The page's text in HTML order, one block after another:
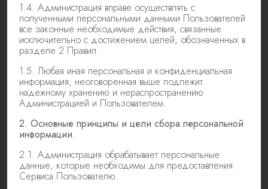
1.4. Администрация вправе осуществлять с
полученными персональными данными Пользователей
все законные необходимые действия, связанные
исключительно с достижением целей, обозначенных в
разделе 2 Правил.
1.5. Любая иная персональная и конфиденциальная
информация, неоговоренная выше подлежит
надежному хранению и нераспространению
Администрацией и Пользователем.
2. Основные принципы и цели сбора персональной
информации.
2.1. Администрация обрабатывает персональные
данные, которые необходимы для предоставления
Сервиса Пользователю.